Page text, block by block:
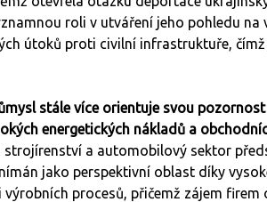
roli v utváření jeho pohledu
útoků proti civilní infrastruktuře,
stále více orientuje svou
energetických nákladů a
strojírenství a automobilový sektor
jako perspektivní oblast díky
výrobních procesů, přičemž zájem